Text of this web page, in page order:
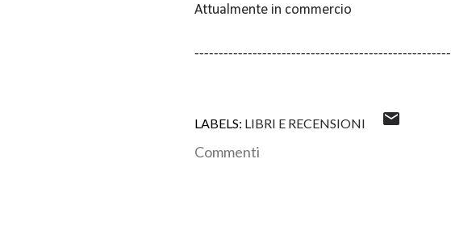
Attualmente in commercio
-----------------------------------------------------
LABELS: LIBRI E RECENSIONI
Commenti